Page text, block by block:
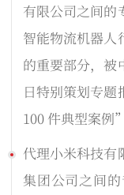
有限公司之间的
智能物流机器人
的重要部分，被
日特别策划专
100 件典型案例”
代理小米科技有
集团公司之间